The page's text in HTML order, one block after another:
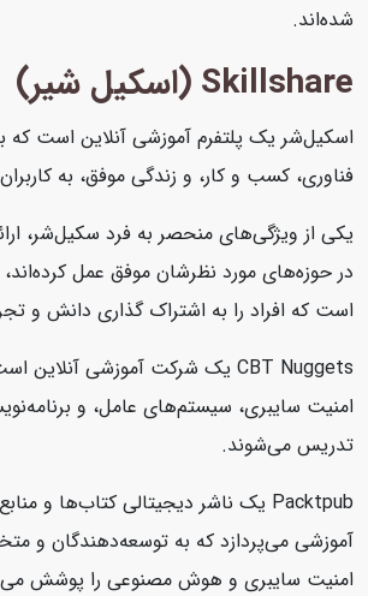
شده‌اند.
Skillshare (اسکیل شیر)
اسکیل‌شر یک پلتفرم آموزشی آنلاین است که
فناوری، کسب و کار، و زندگی موفق، به
یکی از ویژگی‌های منحصر به فرد سکیل‌شر،
در حوزه‌های مورد نظرشان موفق عمل
است که افراد را به اشتراک گذاری دانش و
تدریس می‌شوند.
امنیت سایبری و هوش مصنوعی را پوشش